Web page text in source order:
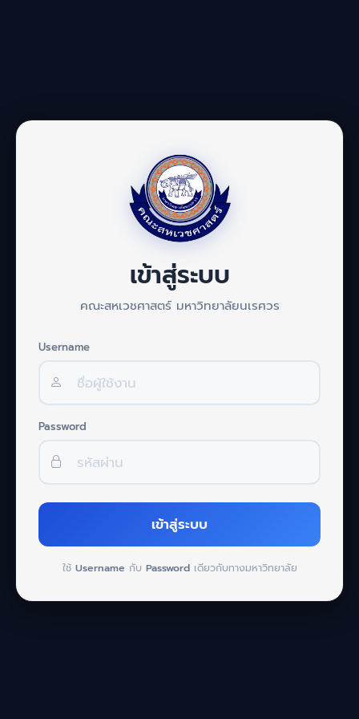
เข้าสู่ระบบ
คณะสหเวชศาสตร์ มหาวิทยาลัยนเรศวร
Username
Password
เข้าสู่ระบบ
ใช้ Username กับ Passwordเดียวกับทางมหาวิทยาลัย